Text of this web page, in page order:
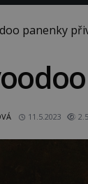
panenky
11.5.2023